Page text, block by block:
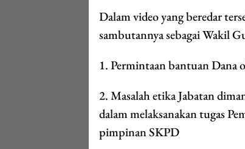
Dalam video yang beredar
sambutannya sebagai Wakil
1. Permintaan bantuan Dana
2. Masalah etika Jabatan
dalam melaksanakan tugas
pimpinan SKPD